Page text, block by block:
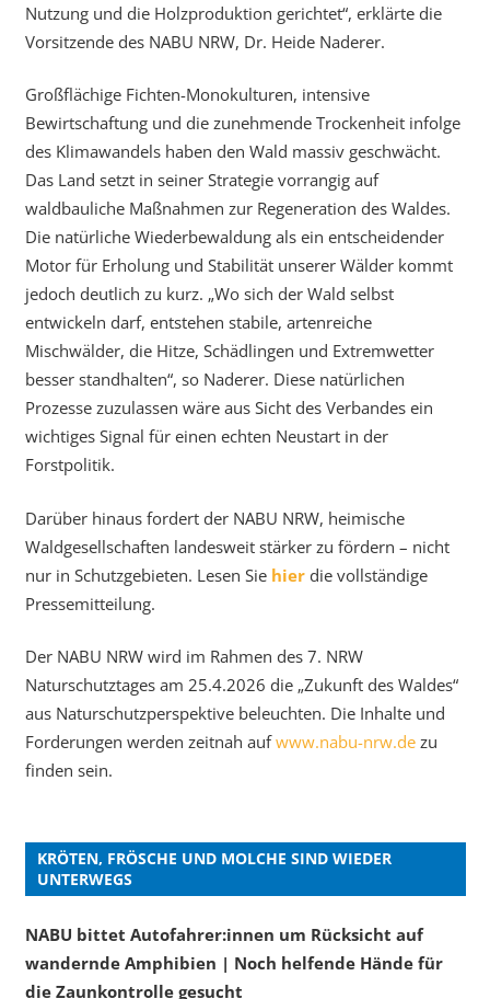
Nutzung und die Holzproduktion gerichtet“, erklärte die
Vorsitzende des NABU NRW, Dr. Heide Naderer.
Großflächige Fichten-Monokulturen, intensive
Bewirtschaftung und die zunehmende Trockenheit infolge
des Klimawandels haben den Wald massiv geschwächt.
Das Land setzt in seiner Strategie vorrangig auf
waldbauliche Maßnahmen zur Regeneration des Waldes.
Die natürliche Wiederbewaldung als ein entscheidender
Motor für Erholung und Stabilität unserer Wälder kommt
jedoch deutlich zu kurz. „Wo sich der Wald selbst
entwickeln darf, entstehen stabile, artenreiche
Mischwälder, die Hitze, Schädlingen und Extremwetter
besser standhalten“, so Naderer. Diese natürlichen
Prozesse zuzulassen wäre aus Sicht des Verbandes ein
wichtiges Signal für einen echten Neustart in der
Forstpolitik.
Darüber hinaus fordert der NABU NRW, heimische
Waldgesellschaften landesweit stärker zu fördern – nicht
nur in Schutzgebieten. Lesen Sie hier die vollständige
Pressemitteilung.
Der NABU NRW wird im Rahmen des 7. NRW
Naturschutztages am 25.4.2026 die „Zukunft des Waldes“
aus Naturschutzperspektive beleuchten. Die Inhalte und
Forderungen werden zeitnah aufwww.nabu-nrw.dezu
finden sein.
KRÖTEN, FRÖSCHE UND MOLCHE SIND WIEDER
UNTERWEGS
NABU bittet Autofahrer:innen um Rücksicht auf
wandernde Amphibien | Noch helfende Hände für
die Zaunkontrolle gesucht